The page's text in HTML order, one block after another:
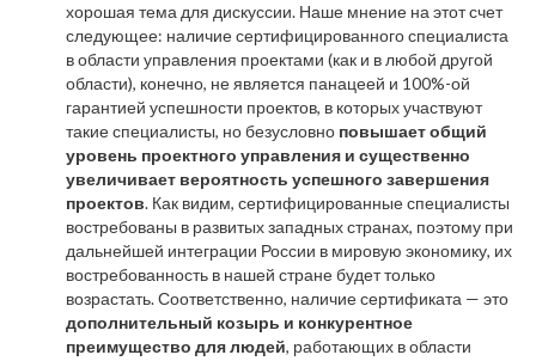
хорошая тема для дискуссии. Наше мнение на этот счет
следующее: наличие сертифицированного специалиста
в области управления проектами (как и в любой другой
области), конечно, не является панацеей и 100%-ой
гарантией успешности проектов, в которых участвуют
такие специалисты, но безусловно повышает общий
уровень проектного управления и существенно
увеличивает вероятность успешного завершения
проектов. Как видим, сертифицированные специалисты
востребованы в развитых западных странах, поэтому при
дальнейшей интеграции России в мировую экономику, их
востребованность в нашей стране будет только
возрастать. Соответственно, наличие сертификата — это
дополнительный козырь и конкурентное
преимущество для людей, работающих в области